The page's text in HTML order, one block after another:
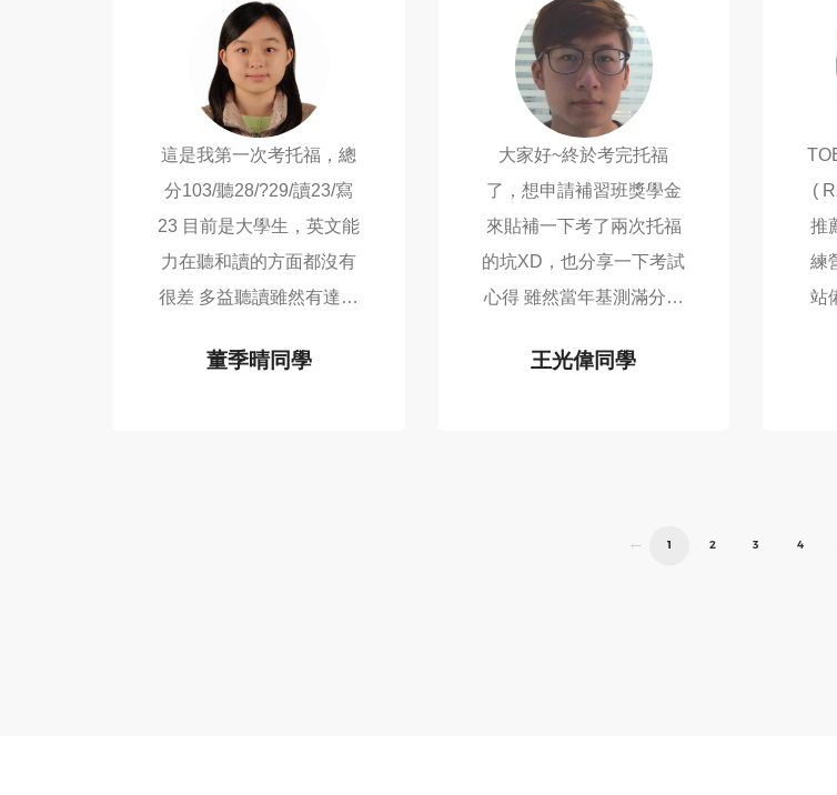
這是我第一次考托福，總
分103/聽28/?29/讀23/寫
23 目前是大學生，英文能
力在聽和讀的方面都沒有
很差 多益聽讀雖然有達到
的英檢中高級複試卻都是
董季晴同學
大家好~終於考完托福
了，想申請補習班獎學金
來貼補一下考了兩次托福
的坑XD，也分享一下考試
心得 雖然當年基測滿分，
學測英文14級，兩年前
王光偉同學
(
推
練
站
我
← 1 2 3 4